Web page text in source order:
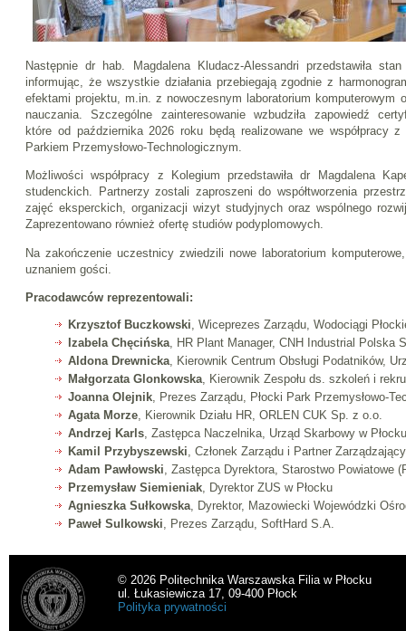
Następnie dr hab. Magdalena Kludacz-Alessandri przedstawiła
informując, że wszystkie działania przebiegają zgodnie z
efektami projektu, m.in. z nowoczesnym laboratorium komputerowym
nauczania. Szczególne zainteresowanie wzbudziła zapowiedź
które od października 2026 roku będą realizowane we współpracy
Parkiem Przemysłowo-Technologicznym.
Możliwości współpracy z Kolegium przedstawiła dr Magdalena
studenckich. Partnerzy zostali zaproszeni do współtworzenia
zajęć eksperckich, organizacji wizyt studyjnych oraz wspólnego
Zaprezentowano również ofertę studiów podyplomowych.
Na zakończenie uczestnicy zwiedzili nowe laboratorium
uznaniem gości.
Pracodawców reprezentowali:
Krzysztof Buczkowski, Wiceprezes Zarządu, Wodociągi
Izabela Chęcińska, HR Plant Manager, CNH Industrial Polska
Aldona Drewnicka, Kierownik Centrum Obsługi Podatników,
Małgorzata Glonkowska, Kierownik Zespołu ds. szkoleń i
Joanna Olejnik, Prezes Zarządu, Płocki Park Przemysłowo-
Agata Morze, Kierownik Działu HR, ORLEN CUK Sp. z o.o.
Andrzej Karls, Zastępca Naczelnika, Urząd Skarbowy w
Kamil Przybyszewski, Członek Zarządu i Partner
Adam Pawłowski, Zastępca Dyrektora, Starostwo Powiatowe
Przemysław Siemieniak, Dyrektor ZUS w Płocku
Agnieszka Sułkowska, Dyrektor, Mazowiecki Wojewódzki
Paweł Sulkowski, Prezes Zarządu, SoftHard S.A.
© 2026 Politechnika Warszawska Filia w Płocku
ul. Łukasiewicza 17, 09-400 Płock
Polityka prywatności